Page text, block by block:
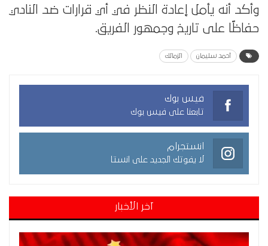
وأكد أنه يأمل إعادة النظر في أي قرارات ضد النادي
حفاظًا على تاريخ وجمهور الفريق.
أحمد سليمان الزمالك
فيس بوك
تابعنا على فيس بوك
انستجرام
لا يفوتك الجديد على انستا
آخر الأخبار